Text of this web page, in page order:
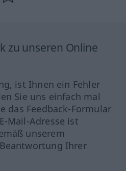
zu unseren Online
ist Ihnen ein Fehler
Sie uns einfach mal
das Feedback-Formular
Mail-Adresse ist
unserem
Ihrer